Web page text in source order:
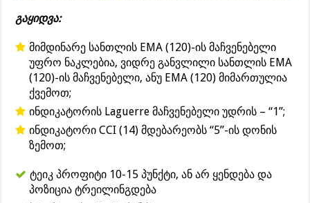
გაყიდვა:
მიმდინარე სანთლის EMA (120)-ის მაჩვენებელი
უფრო ნაკლებია, ვიდრე განვლილი სანთლის EMA
(120)-ის მაჩვენებელი, ანუ EMA (120) მიმართულია
ქვემოთ;
ინდიკატორის Laguerre მაჩვენებელი უდრის – “1”;
ინდიკატორი CCI (14) მდებარეობს “5”-ის დონის
ზემოთ;
ტეიკ პროფიტი 10-15 პუნქტი, ან არ ყენდება და
პოზიცია ტრეილინგდება